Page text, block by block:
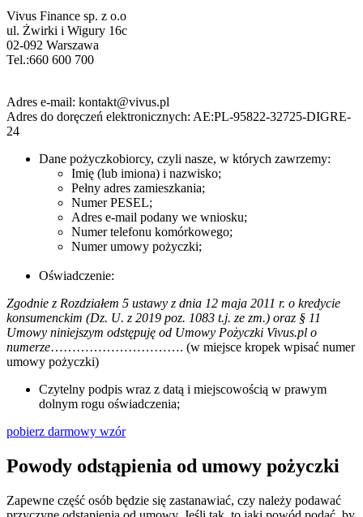
Vivus Finance sp. z o.o
ul. Żwirki i Wigury 16c
02-092 Warszawa
Tel.:660 600 700
Adres e-mail: kontakt@vivus.pl
Adres do doręczeń elektronicznych: AE:PL-95822-32725-DIGRE-
24
Dane pożyczkobiorcy, czyli nasze, w których zawrzemy:
Imię (lub imiona) i nazwisko;
Pełny adres zamieszkania;
Numer PESEL;
Adres e-mail podany we wniosku;
Numer telefonu komórkowego;
Numer umowy pożyczki;
Oświadczenie:
Zgodnie z Rozdziałem 5 ustawy z dnia 12 maja 2011 r. o kredycie
konsumenckim (Dz. U. z 2019 poz. 1083 t.j. ze zm.) oraz § 11
Umowy niniejszym odstępuję od Umowy Pożyczki Vivus.pl o
numerze…………………………. (w miejsce kropek wpisać numer
umowy pożyczki)
Czytelny podpis wraz z datą i miejscowością w prawym
dolnym rogu oświadczenia;
pobierz darmowy wzór
Powody odstąpienia od umowy pożyczki
Zapewne część osób będzie się zastanawiać, czy należy podawać